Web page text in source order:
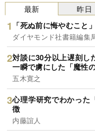
最新
「死ぬ前に悔やむこと
ダイヤモンド社書籍編集
対談に30分以上遅刻し
一瞬で虜にした「魔性
五木寛之
心理学研究でわかった
徴
内藤誼人
昨日